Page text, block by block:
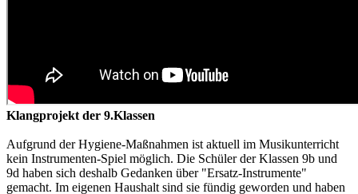
Klangprojekt der 9.Klassen
Aufgrund der Hygiene-Maßnahmen ist aktuell im Musikunterricht
kein Instrumenten-Spiel möglich. Die Schüler der Klassen 9b und
9d haben sich deshalb Gedanken über "Ersatz-Instrumente"
gemacht. Im eigenen Haushalt sind sie fündig geworden und haben